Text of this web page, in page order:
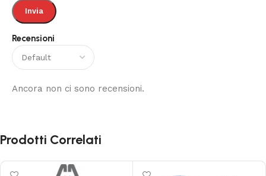
Recensioni
Ancora non ci sono recensioni.
Prodotti Correlati